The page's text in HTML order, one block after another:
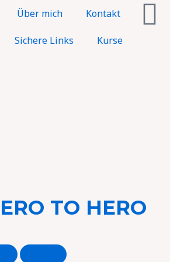
Über mich Kontakt
Sichere Links
Kurse
TO HERO